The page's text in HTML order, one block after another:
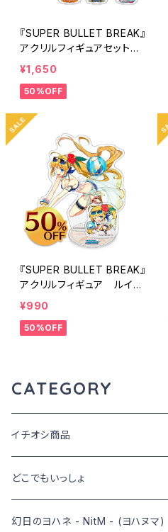
『SUPER BULLET BREAK』
アクリルフィギュアセット
ちびキャラいっぱい
¥1,650
50%OFF
『SUPER BULLET BREAK』
アクリルフィギュア ルイ・
ロペス-水着-
¥990
50%OFF
CATEGORY
イチオシ商品
どこでもいっしょ
グッズ
幻日のヨハネ - NitM - (ヨハヌマ)